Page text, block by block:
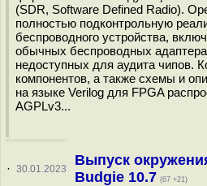
(SDR, Software Defined Radio).
полностью подконтрольную
беспроводного устройства,
обычных беспроводных
недоступных для аудита чипов.
компонентов, а также схемы и
на языке Verilog для FPGA
AGPLv3...
· 30.01.2023
Выпуск
Budgie 10.7 (67 +21)